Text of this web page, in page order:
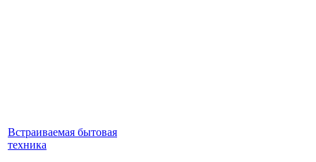
Встраиваемая бытовая
техника